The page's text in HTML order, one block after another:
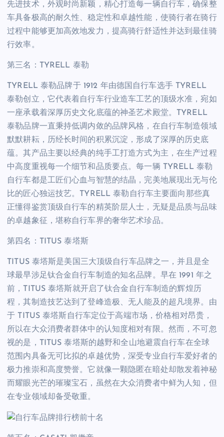
先进技术，外观时尚新颖，精心打造每一辆自行车，确保整
车具备极高的耐久性、稳定性和卓越性能，使骑行者在骑行
过程中能够更加高效地发力，提高骑行舒适性并达到最佳骑
行效率。
第三名：TYRELL 泰勒
TYRELL 泰勒品牌于 1912 年由德国自行车选手 TYRELL
泰勒创立，它代表着自行车行业造车工艺的顶级水准，宛如
一座承载着深厚历史文化底蕴的神圣艺术殿堂。TYRELL
泰勒品牌一直秉持低调内敛的品牌风格，在自行车制造领域
默默耕耘，历经长时间的积累沉淀，形成了深厚的历史底
蕴。其产品主要以经典的纯手工打造方式为主，在生产过程
中高度重视每一个细节和品质要点。每一辆 TYRELL 泰勒
自行车都是工匠们心血与智慧的结晶，完美地展现出无与伦
比的匠心独运技艺。TYRELL 泰勒自行车主要面向那些真
正懂得鉴赏顶级自行车的精英阶层人士，无疑是品质与品味
的卓越象征，堪称自行车界的奢华艺术珍品。
第四名：TITUS 泰塔斯
TITUS 泰塔斯是美国三大顶级自行车品牌之一，并且是全
球最早涉足钛合金自行车制造的知名品牌。早在 1991 年之
前，TITUS 泰塔斯就开启了钛合金自行车制造的辉煌历
程，其制造技艺达到了登峰造极、无人能及的超凡境界。由
于 TITUS 泰塔斯自行车定位于高端市场，价格相对昂贵，
所以在大众消费者群体中的认知度相对有限。然而，不可忽
视的是，TITUS 泰塔斯的越野和全山地避震自行车在全球
范围内具备无可比拟的卓越优势，深受专业自行车爱好者的
极力推崇和高度赞誉。它就像一颗隐匿在暗处却散发着神秘
而耀眼光芒的璀璨宝石，虽然在大众消费者中鲜为人知，但
在专业领域却备受敬重。